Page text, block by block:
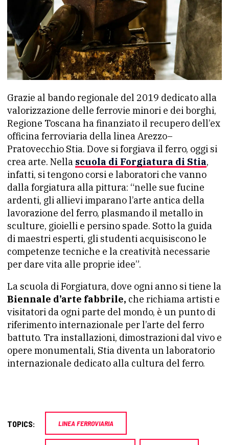
Grazie al bando regionale del 2019 dedicato alla
valorizzazione delle ferrovie minori e dei borghi,
Regione Toscana ha finanziato il recupero dell’ex
officina ferroviaria della linea Arezzo–
Pratovecchio Stia. Dove si forgiava il ferro, oggi si
crea arte. Nella scuola di Forgiatura di Stia,
infatti, si tengono corsi e laboratori che vanno
dalla forgiatura alla pittura: “nelle sue fucine
ardenti, gli allievi imparano l’arte antica della
lavorazione del ferro, plasmando il metallo in
sculture, gioielli e persino spade. Sotto la guida
di maestri esperti, gli studenti acquisiscono le
competenze tecniche e la creatività necessarie
per dare vita alle proprie idee”.
La scuola di Forgiatura, dove ogni anno si tiene la
Biennale d’arte fabbrile, che richiama artisti e
visitatori da ogni parte del mondo, è un punto di
riferimento internazionale per l’arte del ferro
battuto. Tra installazioni, dimostrazioni dal vivo e
opere monumentali, Stia diventa un laboratorio
internazionale dedicato alla cultura del ferro.
TOPICS: LINEA FERROVIARIA